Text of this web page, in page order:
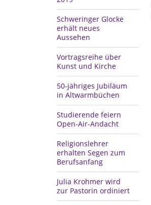
Schweringer Glocke
erhält neues
Aussehen
Vortragsreihe über
Kunst und Kirche
50-jähriges Jubiläum
in Altwarmbüchen
Studierende feiern
Open-Air-Andacht
Religionslehrer
erhalten Segen zum
Berufsanfang
Julia Krohmer wird
zur Pastorin ordiniert